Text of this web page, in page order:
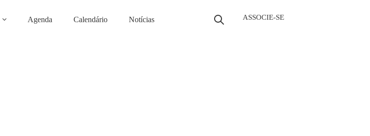
Agenda Calendário Notícias ASSOCIE-SE